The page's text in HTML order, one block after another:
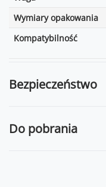
Wymiary opakowania
Kompatybilność
Bezpieczeństwo
Do pobrania